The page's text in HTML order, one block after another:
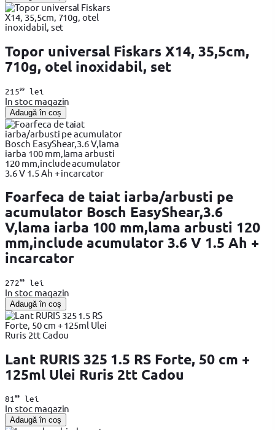
Topor universal Fiskars X14, 35,5cm,
710g, otel inoxidabil, set
21599lei
In stoc magazin
Adaugă în coș
Foarfeca de taiat iarba/arbusti pe
acumulator Bosch EasyShear,3.6
V,lama iarba 100 mm,lama arbusti 120
mm,include acumulator 3.6 V 1.5 Ah +
incarcator
27299lei
In stoc magazin
Adaugă în coș
Lant RURIS 325 1.5 RS Forte, 50 cm +
125ml Ulei Ruris 2tt Cadou
8199lei
In stoc magazin
Adaugă în coș